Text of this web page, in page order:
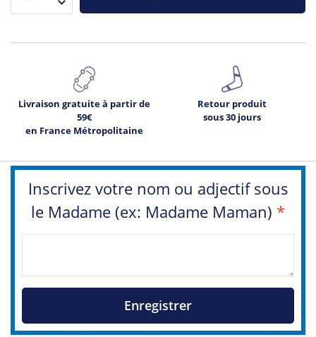
Livraison gratuite à partir de
59€
en France Métropolitaine
Retour produit
sous 30 jours
Inscrivez votre nom ou adjectif sous
le Madame (ex: Madame Maman) *
Enregistrer